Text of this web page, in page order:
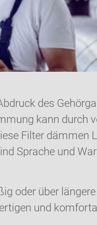
des
kann durch
Filter dämmen
Sprache und
oder über
und